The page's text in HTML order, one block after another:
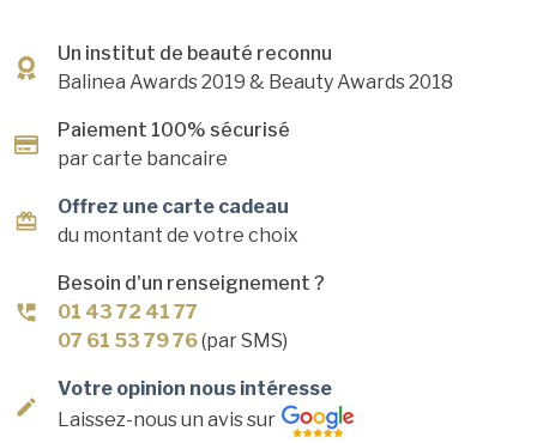
Un institut de beauté reconnu
Balinea Awards 2019 & Beauty Awards 2018
Paiement 100% sécurisé
par carte bancaire
Offrez une carte cadeau
du montant de votre choix
Besoin d'un renseignement ?
01 43 72 41 77
07 61 53 79 76(par SMS)
Votre opinion nous intéresse
Laissez-nous un avis sur